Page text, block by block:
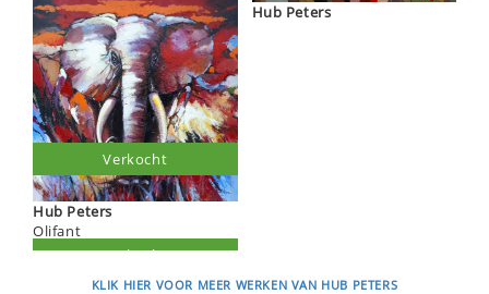
Hub Peters
Olifant
Verkocht
Hub Peters
KLIK HIER VOOR MEER WERKEN VAN HUB PETERS